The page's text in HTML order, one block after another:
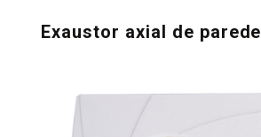
Exaustor axial de parede